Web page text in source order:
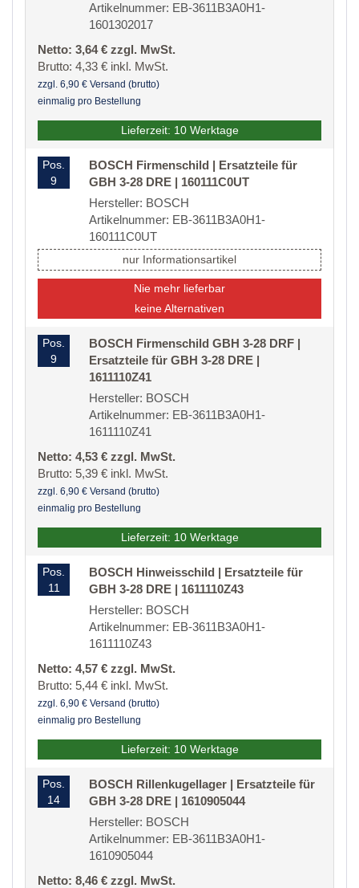
Artikelnummer: EB-3611B3A0H1-
1601302017
Netto: 3,64 € zzgl. MwSt.
Brutto: 4,33 € inkl. MwSt.
zzgl. 6,90 € Versand (brutto)
einmalig pro Bestellung
Lieferzeit: 10 Werktage
Pos.
9
BOSCH Firmenschild | Ersatzteile für
GBH 3-28 DRE | 160111C0UT
Hersteller: BOSCH
Artikelnummer: EB-3611B3A0H1-
160111C0UT
nur Informationsartikel
Nie mehr lieferbar
keine Alternativen
Pos.
9
BOSCH Firmenschild GBH 3-28 DRF |
Ersatzteile für GBH 3-28 DRE |
1611110Z41
Hersteller: BOSCH
Artikelnummer: EB-3611B3A0H1-
1611110Z41
Netto: 4,53 € zzgl. MwSt.
Brutto: 5,39 € inkl. MwSt.
zzgl. 6,90 € Versand (brutto)
einmalig pro Bestellung
Lieferzeit: 10 Werktage
Pos.
11
BOSCH Hinweisschild | Ersatzteile für
GBH 3-28 DRE | 1611110Z43
Hersteller: BOSCH
Artikelnummer: EB-3611B3A0H1-
1611110Z43
Netto: 4,57 € zzgl. MwSt.
Brutto: 5,44 € inkl. MwSt.
zzgl. 6,90 € Versand (brutto)
einmalig pro Bestellung
Lieferzeit: 10 Werktage
Pos.
14
BOSCH Rillenkugellager | Ersatzteile für
GBH 3-28 DRE | 1610905044
Hersteller: BOSCH
Artikelnummer: EB-3611B3A0H1-
1610905044
Netto: 8,46 € zzgl. MwSt.